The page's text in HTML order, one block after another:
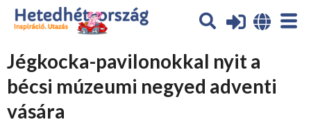
Jégkocka-pavilonokkal nyit a
bécsi múzeumi negyed adventi
vására